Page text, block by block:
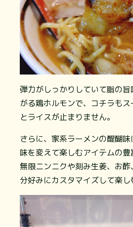
弾力がしっかりしていて脂の
がる鶏ホルモンで、コチラも
とライスが止まりません。
さらに、家系ラーメンの醍醐
味を変えて楽しむアイテムの豊
無限ニンニクや刻み生姜、お
分好みにカスタマイズして楽し